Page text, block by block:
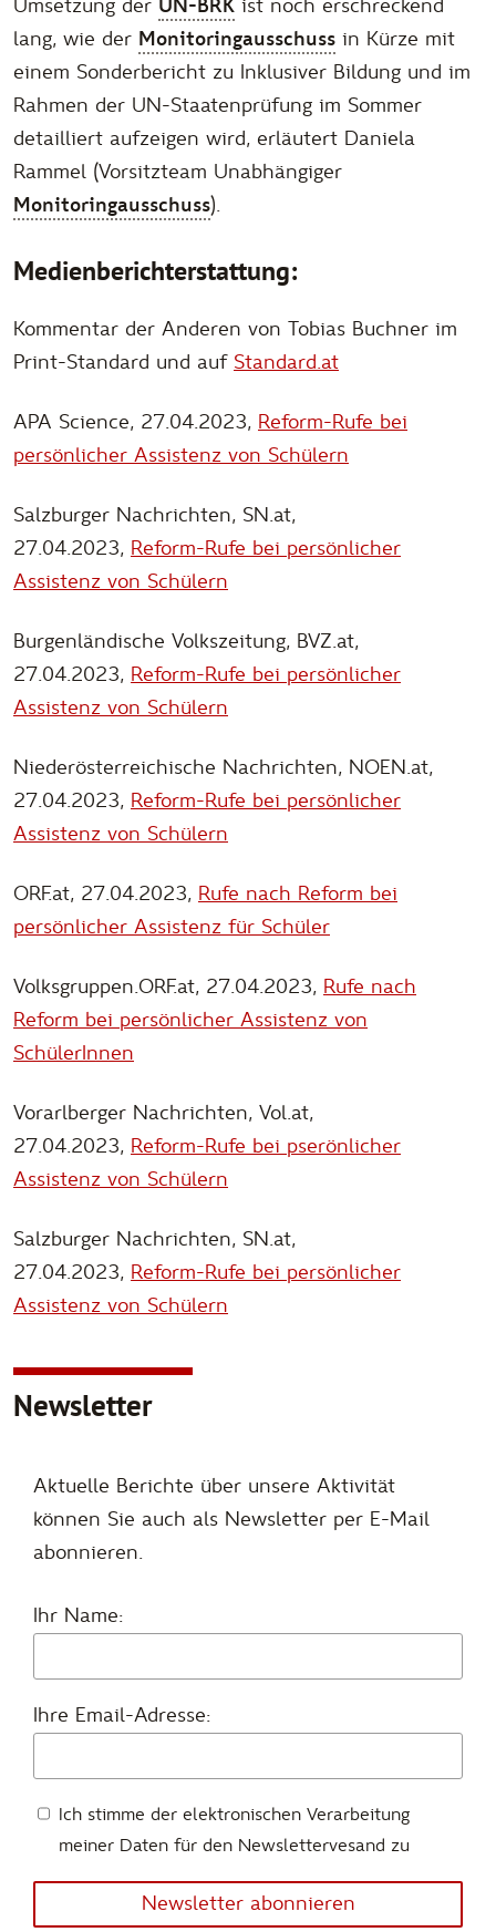
Umsetzung der UN-BRK ist noch erschreckend
lang, wie der Monitoringausschuss in Kürze mit
einem Sonderbericht zu Inklusiver Bildung und im
Rahmen der UN-Staatenprüfung im Sommer
detailliert aufzeigen wird, erläutert Daniela
Rammel (Vorsitzteam Unabhängiger
Monitoringausschuss).
Medienberichterstattung:
Kommentar der Anderen von Tobias Buchner im
Print-Standard und auf Standard.at
APA Science, 27.04.2023, Reform-Rufe bei
persönlicher Assistenz von Schülern
Salzburger Nachrichten, SN.at,
27.04.2023, Reform-Rufe bei persönlicher
Assistenz von Schülern
Burgenländische Volkszeitung, BVZ.at,
27.04.2023, Reform-Rufe bei persönlicher
Assistenz von Schülern
Niederösterreichische Nachrichten, NOEN.at,
27.04.2023, Reform-Rufe bei persönlicher
Assistenz von Schülern
ORF.at, 27.04.2023, Rufe nach Reform bei
persönlicher Assistenz für Schüler
Volksgruppen.ORF.at, 27.04.2023, Rufe nach
Reform bei persönlicher Assistenz von
SchülerInnen
Vorarlberger Nachrichten, Vol.at,
27.04.2023, Reform-Rufe bei pserönlicher
Assistenz von Schülern
Salzburger Nachrichten, SN.at,
27.04.2023, Reform-Rufe bei persönlicher
Assistenz von Schülern
Newsletter
Aktuelle Berichte über unsere Aktivität
können Sie auch als Newsletter per E-Mail
abonnieren.
Ihr Name:
Ihre Email-Adresse:
Ich stimme der elektronischen Verarbeitung
meiner Daten für den Newslettervesand zu
Newsletter abonnieren